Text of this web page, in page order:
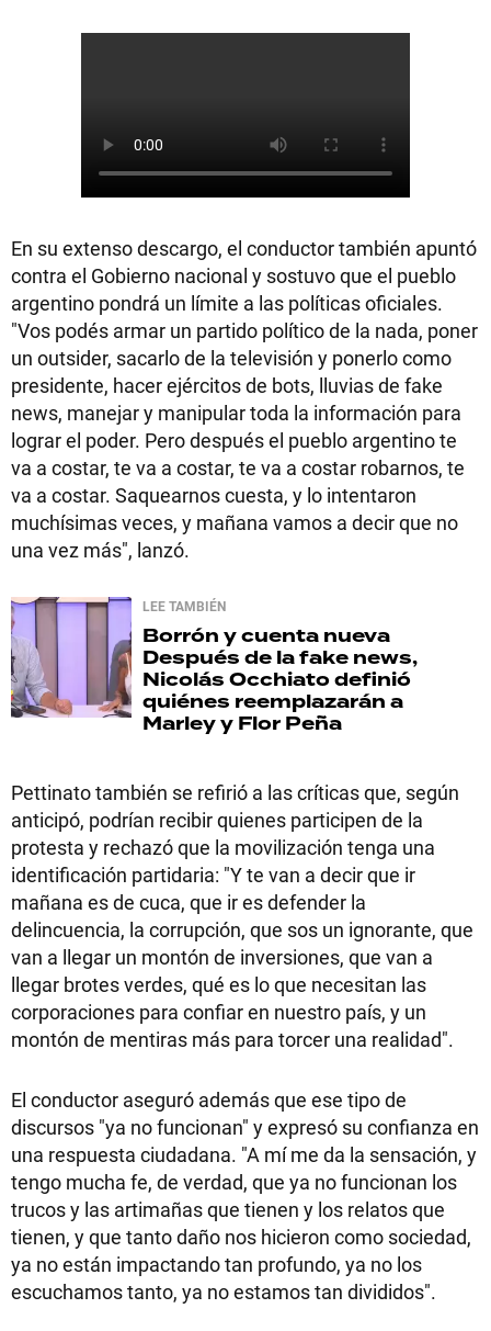
En su extenso descargo, el conductor también apuntó
contra el Gobierno nacional y sostuvo que el pueblo
argentino pondrá un límite a las políticas oficiales.
"Vos podés armar un partido político de la nada, poner
un outsider, sacarlo de la televisión y ponerlo como
presidente, hacer ejércitos de bots, lluvias de fake
news, manejar y manipular toda la información para
lograr el poder. Pero después el pueblo argentino te
va a costar, te va a costar, te va a costar robarnos, te
va a costar. Saquearnos cuesta, y lo intentaron
muchísimas veces, y mañana vamos a decir que no
una vez más", lanzó.
LEE TAMBIÉN
Borrón y cuenta nueva
Después de la fake news,
Nicolás Occhiato definió
quiénes reemplazarán a
Marley y Flor Peña
Pettinato también se refirió a las críticas que, según
anticipó, podrían recibir quienes participen de la
protesta y rechazó que la movilización tenga una
identificación partidaria: "Y te van a decir que ir
mañana es de cuca, que ir es defender la
delincuencia, la corrupción, que sos un ignorante, que
van a llegar un montón de inversiones, que van a
llegar brotes verdes, qué es lo que necesitan las
corporaciones para confiar en nuestro país, y un
montón de mentiras más para torcer una realidad".
El conductor aseguró además que ese tipo de
discursos "ya no funcionan" y expresó su confianza en
una respuesta ciudadana. "A mí me da la sensación, y
tengo mucha fe, de verdad, que ya no funcionan los
trucos y las artimañas que tienen y los relatos que
tienen, y que tanto daño nos hicieron como sociedad,
ya no están impactando tan profundo, ya no los
escuchamos tanto, ya no estamos tan divididos".